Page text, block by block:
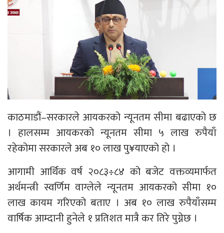
काठमाडौं–सरकारले आयकरको न्यूनतम सीमा बढाएको छ
। हालसम्म आयकरको न्यूनतम सीमा ५ लाख रुपैयाँ
रहेकोमा सरकारले अब १० लाख पु¥याएको हो ।
आगामी आर्थिक वर्ष २०८३÷८४ को बजेट वक्तव्यमार्फत
अर्थमन्त्री स्वर्णिम वाग्लेले न्यूनतम आयकरको सीमा १०
लाख कायम गरिएको बताए । अब १० लाख रुपैयाँसम्म
वार्षिक आम्दानी हुनेले १ प्रतिशत मात्रै कर तिरे पुग्नेछ ।